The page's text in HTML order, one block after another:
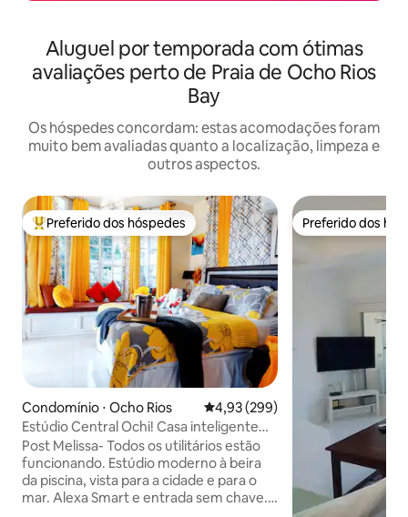
Aluguel por temporada com ótimas
avaliações perto de Praia de Ocho Rios
Bay
Os hóspedes concordam: estas acomodações foram
muito bem avaliadas quanto a localização, limpeza e
outros aspectos.
Entre os melhores preferidos dos hóspedes
Preferido dos hóspedes
Condomínio ⋅ Ocho Rios 4,93 de uma avaliação média de
4,93 (299)
Estúdio Central Ochi! Casa inteligente
Alexa + Vista para o mar + 2 piscinas
Post Melissa- Todos os utilitários estão
funcionando. Estúdio moderno à beira
da piscina, vista para a cidade e para o
mar. Alexa Smart e entrada sem chave.
Preferido dos
Preferido dos